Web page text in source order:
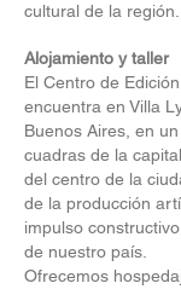
cultural de la región.
Alojamiento y taller
El Centro de
encuentra en Villa
Buenos Aires, en
cuadras de la
del centro de la
de la producción
impulso
de nuestro país.
Ofrecemos